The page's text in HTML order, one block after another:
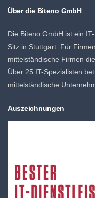
Über die Biteno GmbH
Die Biteno GmbH ist ein
Sitz in Stuttgart. Für
mittelständische Firmen
Über 25 IT-Spezialisten
mittelständische
Auszeichnungen